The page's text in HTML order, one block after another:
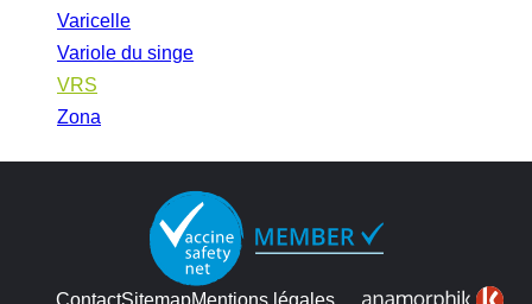
Varicelle
Variole du singe
VRS
Zona
ContactSitemapMentions légales